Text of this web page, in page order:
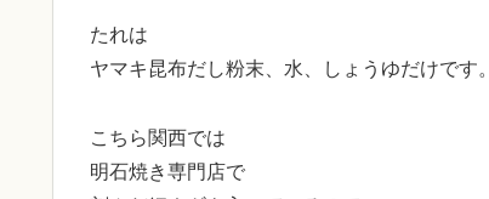
たれは
ヤマキ昆布だし粉末、水、しょうゆだけです。
こちら関西では
明石焼き専門店で